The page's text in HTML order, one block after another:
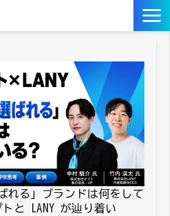
イベント
サービス／ツール
れる」ブランドは何をして
トと LANY が辿り着い